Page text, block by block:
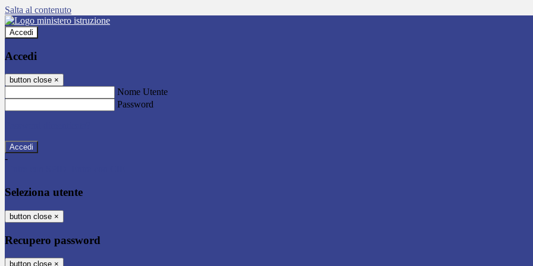
Salta al contenuto
Accedi
Accedi
button close ×
Nome Utente
Password
-
Seleziona utente
button close ×
Recupero password
button close ×